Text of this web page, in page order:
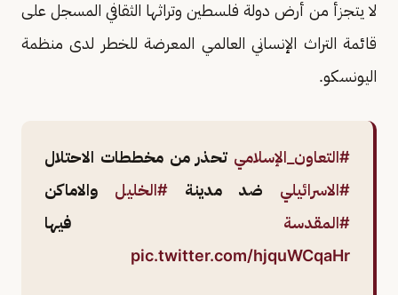
لا يتجزأ من أرض دولة فلسطين وتراثها الثقافي المسجل على
قائمة التراث الإنساني العالمي المعرضة للخطر لدى منظمة
اليونسكو.
#التعاون_الإسلامي تحذر من مخططات الاحتلال
#الاسرائيلي ضد مدينة#الخليل والاماكن
#المقدسة فيها
pic.twitter.com/hjquWCqaHr